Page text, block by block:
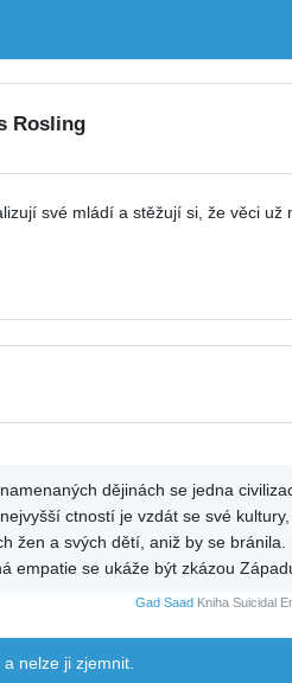
Rosling
své mládí a stěžují si, že věci už
dějinách se jedna
ctností je vzdát se své kultury,
žen a svých dětí, aniž by se bránila.
empatie se ukáže být zkázou
Gad SaadKniha Suicidal
nelze ji zjemnit.